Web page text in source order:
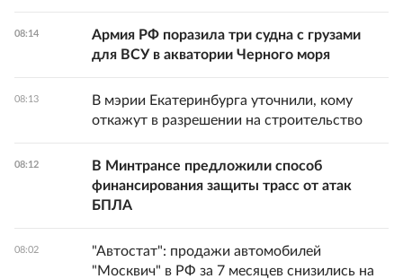
08:14
Армия РФ поразила три судна с грузами
для ВСУ в акватории Черного моря
08:13
В мэрии Екатеринбурга уточнили, кому
откажут в разрешении на строительство
08:12
В Минтрансе предложили способ
финансирования защиты трасс от атак
БПЛА
08:02
"Автостат": продажи автомобилей
"Москвич" в РФ за 7 месяцев снизились на